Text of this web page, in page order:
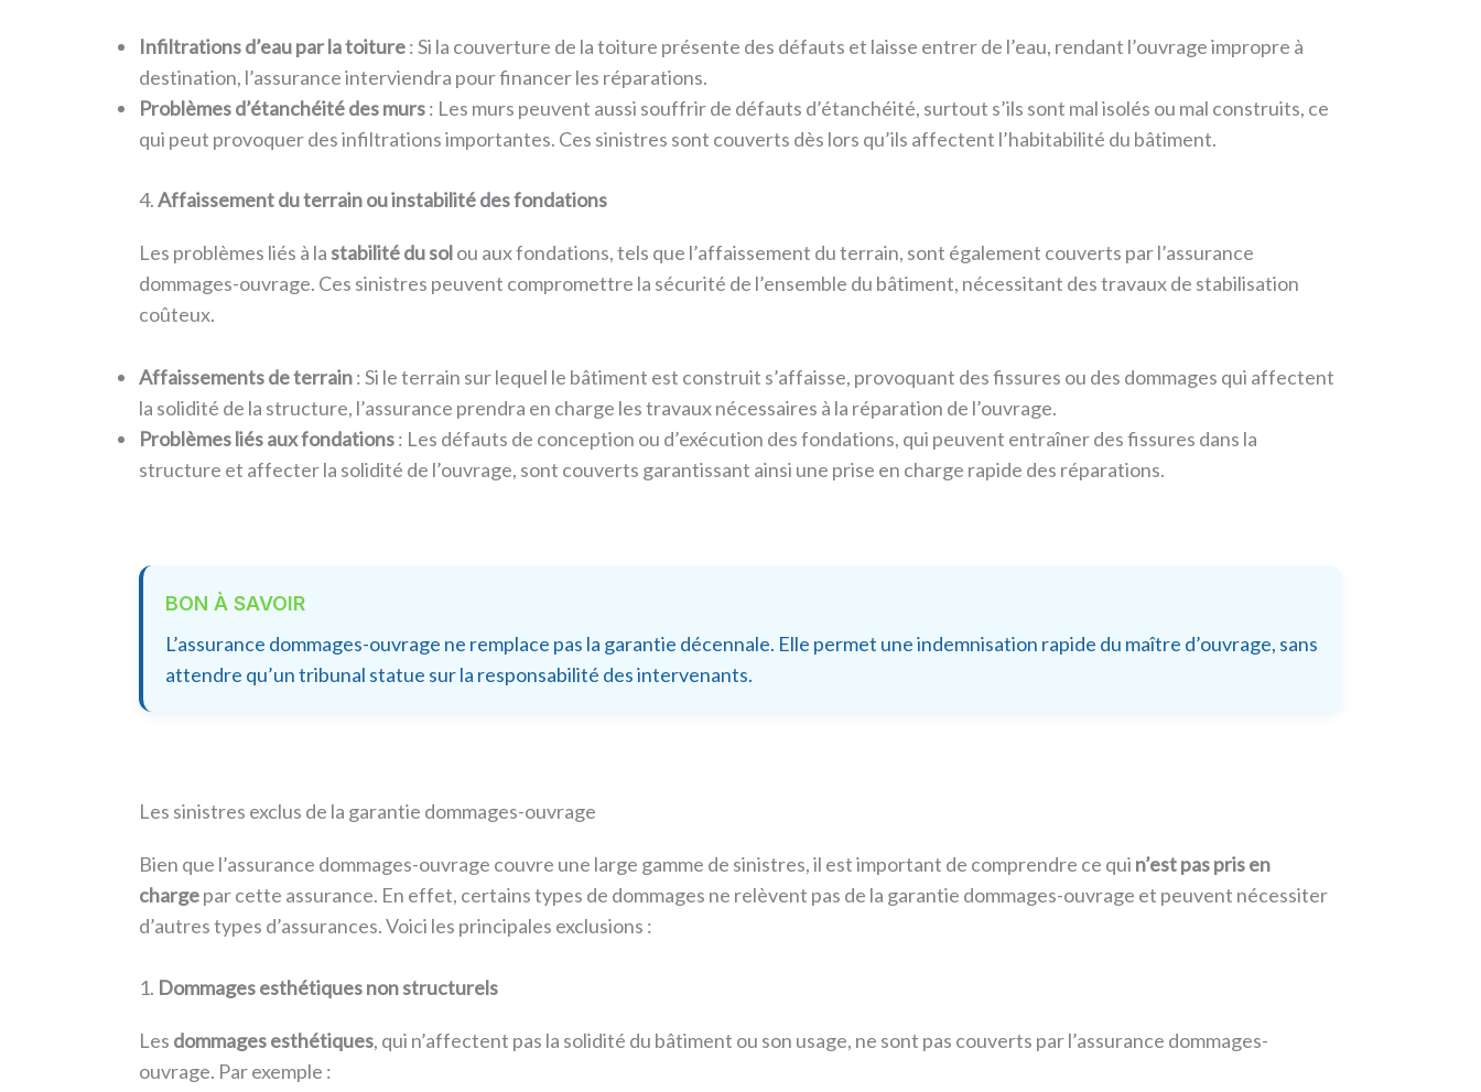
Infiltrations d’eau par la toiture: Si la couverture de la toiture présente des défauts et laisse entrer de l’eau, rendant l’ouvrage impropre à
destination, l’assurance interviendra pour financer les réparations.
Problèmes d’étanchéité des murs: Les murs peuvent aussi souffrir de défauts d’étanchéité, surtout s’ils sont mal isolés ou mal construits, ce
qui peut provoquer des infiltrations importantes. Ces sinistres sont couverts dès lors qu’ils affectent l’habitabilité du bâtiment.
4.Affaissement du terrain ou instabilité des fondations
Les problèmes liés à la stabilité du solou aux fondations, tels que l’affaissement du terrain, sont également couverts par l’assurance
dommages-ouvrage. Ces sinistres peuvent compromettre la sécurité de l’ensemble du bâtiment, nécessitant des travaux de stabilisation
coûteux.
Affaissements de terrain: Si le terrain sur lequel le bâtiment est construit s’affaisse, provoquant des fissures ou des dommages qui affectent
la solidité de la structure, l’assurance prendra en charge les travaux nécessaires à la réparation de l’ouvrage.
Problèmes liés aux fondations: Les défauts de conception ou d’exécution des fondations, qui peuvent entraîner des fissures dans la
structure et affecter la solidité de l’ouvrage, sont couverts garantissant ainsi une prise en charge rapide des réparations.
BON À SAVOIR
L’assurance dommages-ouvrage ne remplace pas la garantie décennale. Elle permet une indemnisation rapide du maître d’ouvrage, sans
attendre qu’un tribunal statue sur la responsabilité des intervenants.
Les sinistres exclus de la garantie dommages-ouvrage
Bien que l’assurance dommages-ouvrage couvre une large gamme de sinistres, il est important de comprendre ce qui n’est pas pris en
chargepar cette assurance. En effet, certains types de dommages ne relèvent pas de la garantie dommages-ouvrage et peuvent nécessiter
d’autres types d’assurances. Voici les principales exclusions :
1. Dommages esthétiques non structurels
Les dommages esthétiques, qui n’affectent pas la solidité du bâtiment ou son usage, ne sont pas couverts par l’assurance dommages-
ouvrage. Par exemple :